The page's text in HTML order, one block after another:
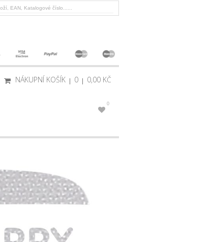
NÁKUPNÍ KOŠÍK 0 0,00 KČ
0